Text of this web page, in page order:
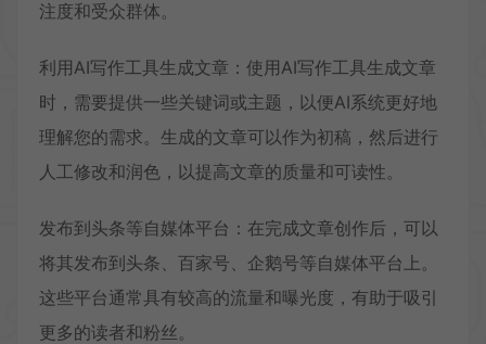
注度和受众群体。
利用AI写作工具生成文章：使用AI写作工具生成文章
时，需要提供一些关键词或主题，以便AI系统更好地
理解您的需求。生成的文章可以作为初稿，然后进行
人工修改和润色，以提高文章的质量和可读性。
发布到头条等自媒体平台：在完成文章创作后，可以
将其发布到头条、百家号、企鹅号等自媒体平台上。
这些平台通常具有较高的流量和曝光度，有助于吸引
更多的读者和粉丝。